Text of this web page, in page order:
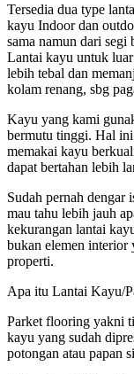
Tersedia dua type
kayu Indoor dan
sama namun dari segi
Lantai kayu untuk
lebih tebal dan
kolam renang, sbg
Kayu yang kami
bermutu tinggi. Hal ini
memakai kayu
dapat bertahan lebih
Sudah pernah dengar
mau tahu lebih jauh
kekurangan lantai
bukan elemen interior
properti.
Apa itu Lantai Kayu/
Parket flooring yakni
kayu yang sudah
potongan atau papan